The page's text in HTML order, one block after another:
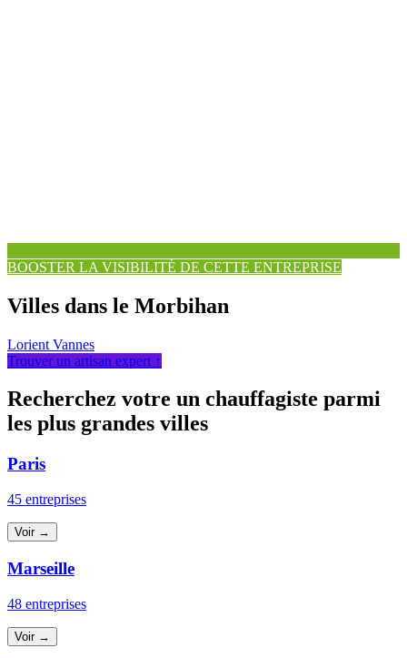
BOOSTER LA VISIBILITÉ DE CETTE ENTREPRISE
Villes dans le Morbihan
Lorient Vannes
Trouver un artisan expert ↑
Recherchez votre un chauffagiste parmi
les plus grandes villes
Paris
45 entreprises
Voir →
Marseille
48 entreprises
Voir →